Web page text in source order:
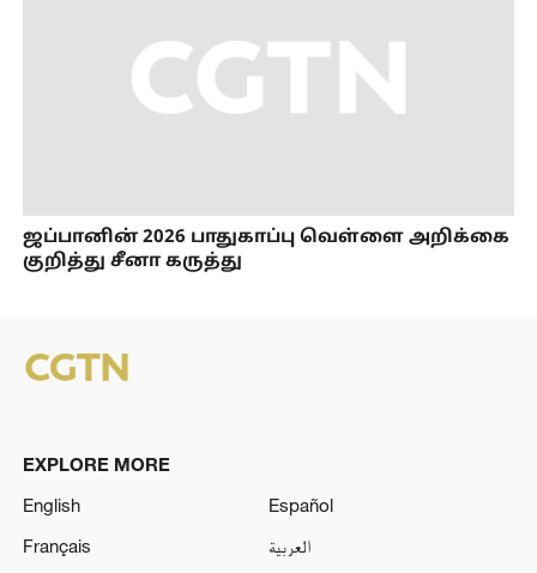
ஜப்பானின் 2026 பாதுகாப்பு வெள்ளை அறிக்கை
குறித்து சீனா கருத்து
EXPLORE MORE
English
Español
Français
العربية